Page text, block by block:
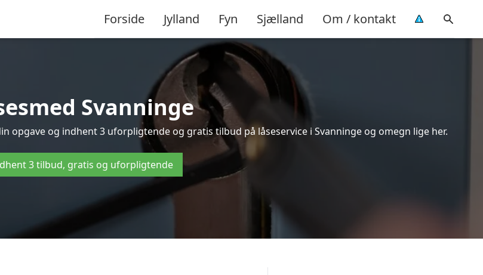
Forside Jylland Fyn Sjælland Om / kontakt
Svanninge
opgave og indhent 3 uforpligtende og gratis tilbud på låseservice i Svanninge og omegn lige her.
3 tilbud, gratis og uforpligtende